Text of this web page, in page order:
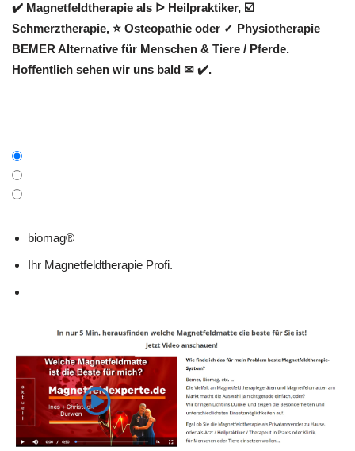
✔️ Magnetfeldtherapie als ᐅ Heilpraktiker, ☑️
Schmerztherapie, ⭐ Osteopathie oder ✓ Physiotherapie
BEMER Alternative für Menschen & Tiere / Pferde.
Hoffentlich sehen wir uns bald ✉ ✔️.
biomag®
Ihr Magnetfeldtherapie Profi.